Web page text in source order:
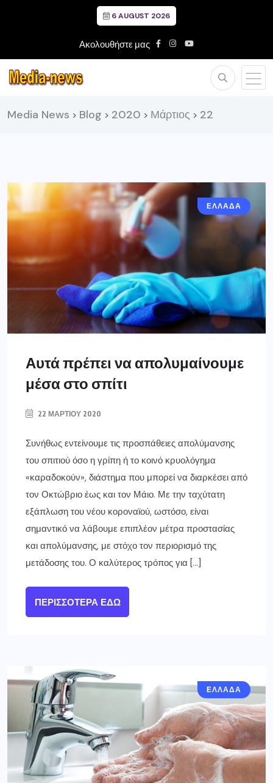
6 AUGUST 2026
Ακολουθήστε μας
Media News > Blog > 2020 > Μάρτιος > 22
ΕΛΛΑΔΑ
Αυτά πρέπει να απολυμαίνουμε
μέσα στο σπίτι
22 ΜΑΡΤΊΟΥ 2020
Συνήθως εντείνουμε τις προσπάθειες απολύμανσης
του σπιτιού όσο η γρίπη ή το κοινό κρυολόγημα
«καραδοκούν», διάστημα που μπορεί να διαρκέσει από
τον Οκτώβριο έως και τον Μάιο. Με την ταχύτατη
εξάπλωση του νέου κοροναϊού, ωστόσο, είναι
σημαντικό να λάβουμε επιπλέον μέτρα προστασίας
και απολύμανσης, με στόχο τον περιορισμό της
μετάδοσης του. Ο καλύτερος τρόπος για […]
ΠΕΡΙΣΣΌΤΕΡΑ ΕΔΏ
ΕΛΛΑΔΑ